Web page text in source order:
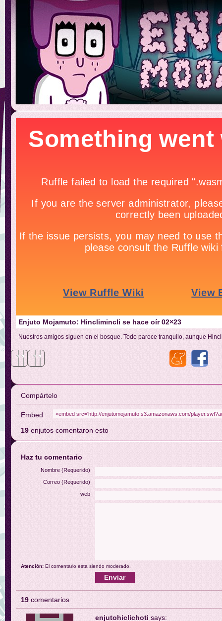
Enjuto Mojamuto: Hinclimincli se hace oír 02×23
Nuestros amigos siguen en el bosque. Todo parece tranquilo, aunque
Compártelo
Embed
19 enjutos comentaron esto
Haz tu comentario
Nombre (Requerido)
Correo (Requerido)
web
Atención: El comentario esta siendo moderado.
19 comentarios
enjutohiclichoti says: